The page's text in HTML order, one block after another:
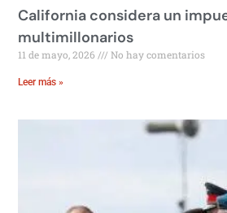
California considera un
multimillonarios
11 de mayo, 2026 No hay comentarios
Leer más »